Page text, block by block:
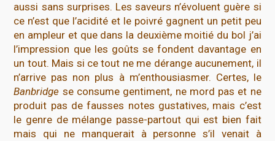
aussi sans surprises. Les saveurs n’évoluent guère si
ce n’est que l’acidité et le poivré gagnent un petit peu
en ampleur et que dans la deuxième moitié du bol j’ai
l’impression que les goûts se fondent davantage en
un tout. Mais si ce tout ne me dérange aucunement, il
n’arrive pas non plus à m’enthousiasmer. Certes, le
Banbridge se consume gentiment, ne mord pas et ne
produit pas de fausses notes gustatives, mais c’est
le genre de mélange passe-partout qui est bien fait
mais qui ne manquerait à personne s’il venait à